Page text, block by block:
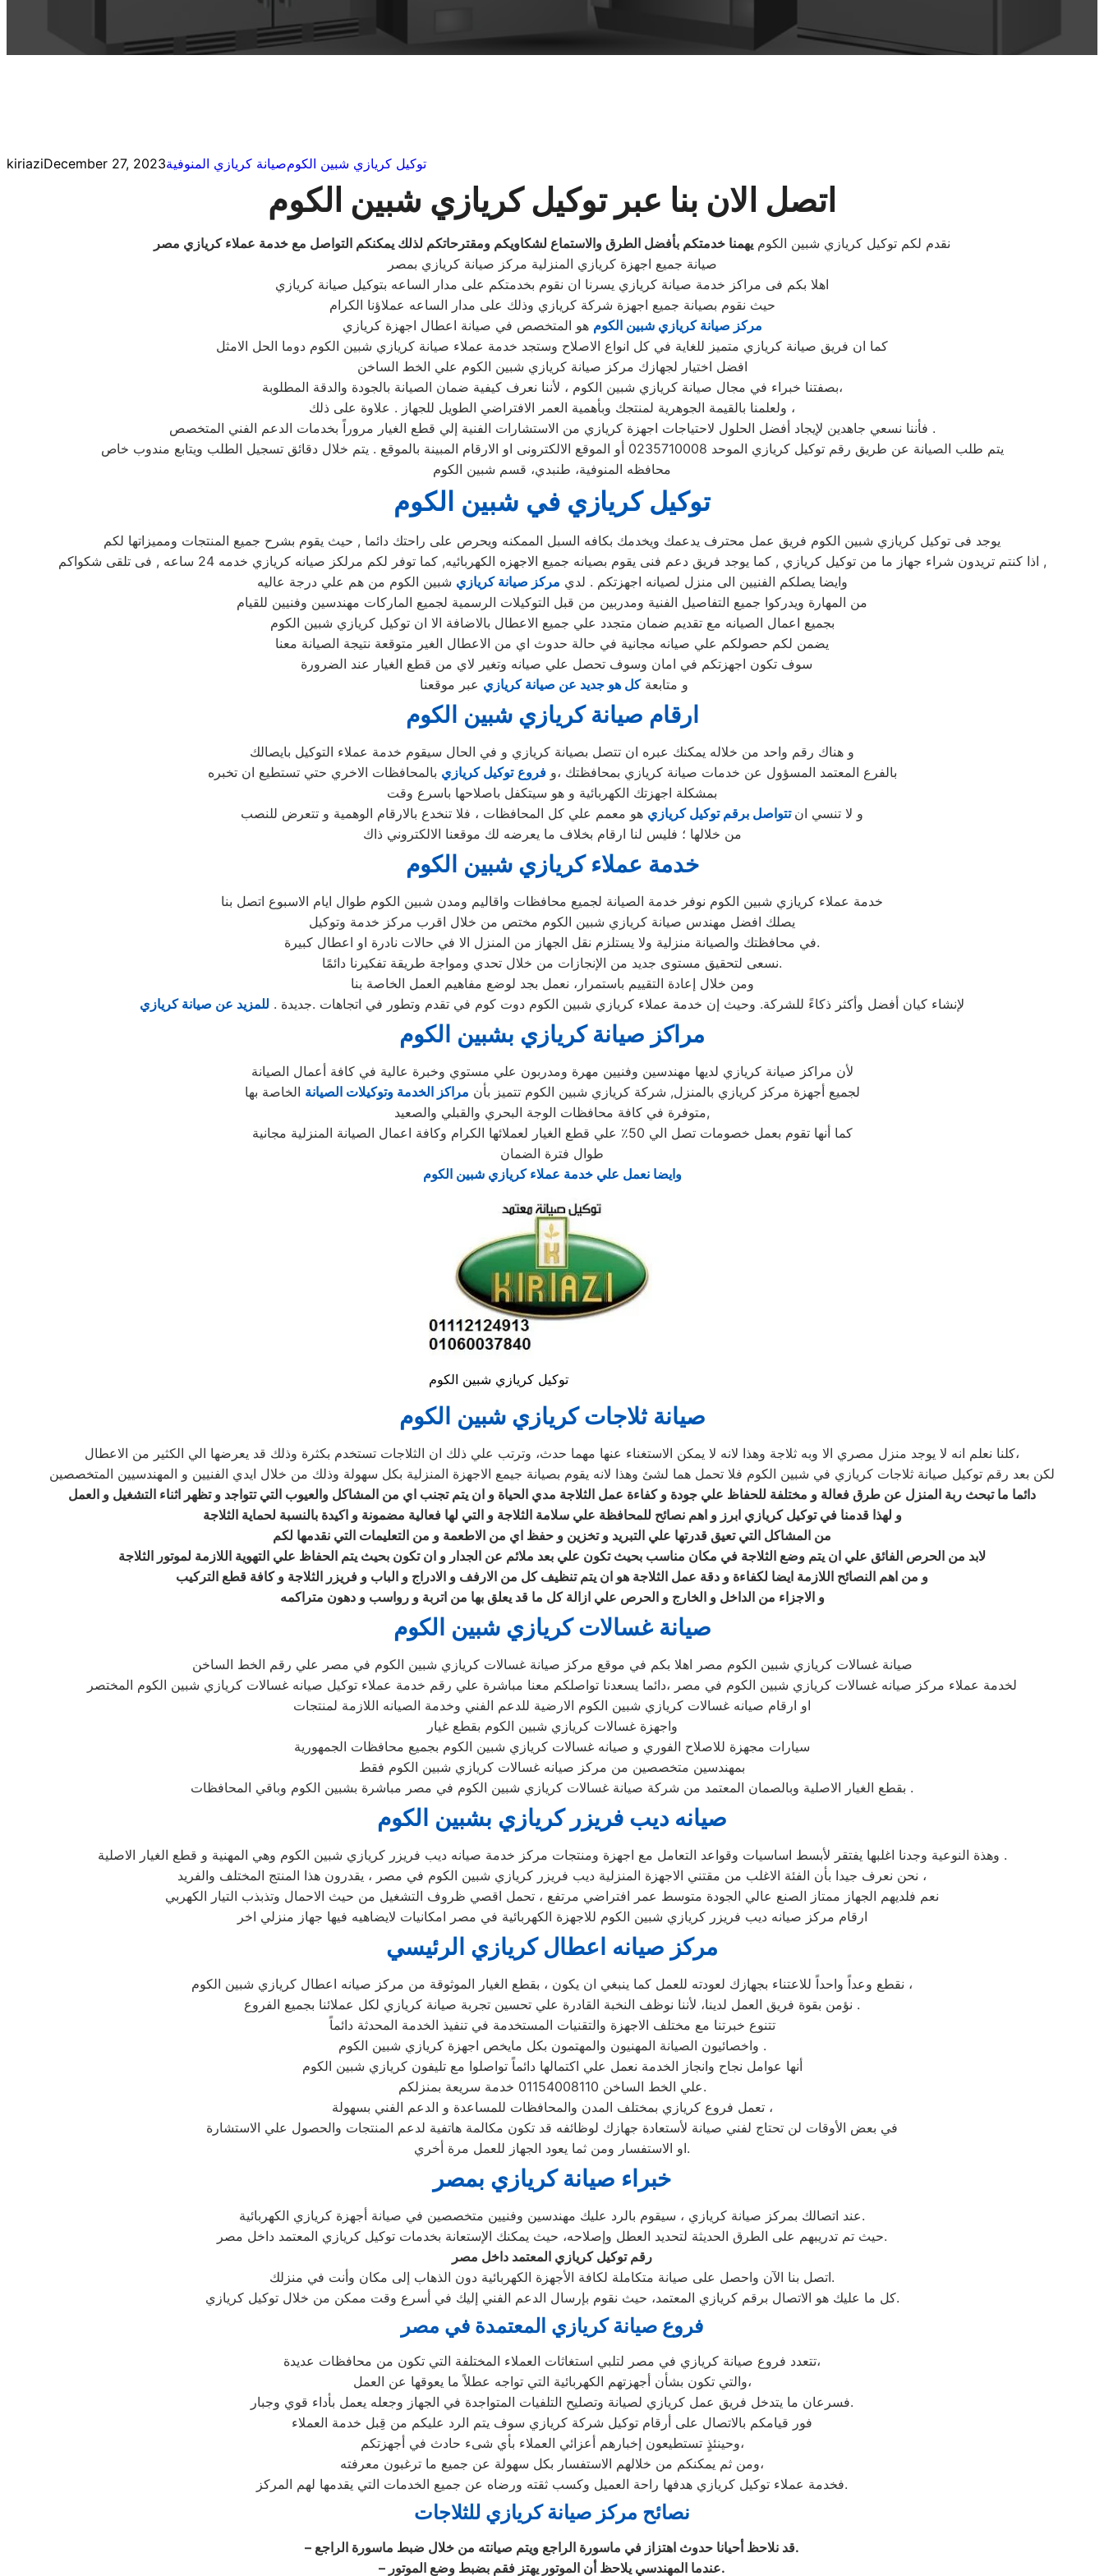
kiriaziDecember 27, 2023صيانة كريازي المنوفيةتوكيل كريازي شبين الكوم
اتصل الان بنا عبر توكيل كريازي شبين الكوم
نقدم لكم توكيل كريازي شبين الكوم يهمنا خدمتكم بأفضل الطرق والاستماع لشكاويكم ومقترحاتكم لذلك يمكنكم التواصل مع خدمة عملاء كريازي مصر
صيانة جميع اجهزة كريازي المنزلية مركز صيانة كريازي بمصر
اهلا بكم فى مراكز خدمة صيانة كريازي يسرنا ان نقوم بخدمتكم على مدار الساعه بتوكيل صيانة كريازي
حيث نقوم بصيانة جميع اجهزة شركة كريازي وذلك على مدار الساعه عملاؤنا الكرام
مركز صيانة كريازي شبين الكوم هو المتخصص في صيانة اعطال اجهزة كريازي
كما ان فريق صيانة كريازي متميز للغاية في كل انواع الاصلاح وستجد خدمة عملاء صيانة كريازي شبين الكوم دوما الحل الامثل
افضل اختيار لجهازك مركز صيانة كريازي شبين الكوم علي الخط الساخن
بصفتنا خبراء في مجال صيانة كريازي شبين الكوم ، لأننا نعرف كيفية ضمان الصيانة بالجودة والدقة المطلوبة،
ولعلمنا بالقيمة الجوهرية لمنتجك وبأهمية العمر الافتراضي الطويل للجهاز . علاوة على ذلك ،
فأننا نسعي جاهدين لإيجاد أفضل الحلول لاحتياجات اجهزة كريازي من الاستشارات الفنية إلي قطع الغيار مروراً بخدمات الدعم الفني المتخصص .
يتم طلب الصيانة عن طريق رقم توكيل كريازي الموحد 0235710008 أو الموقع الالكترونى او الارقام المبينة بالموقع . يتم خلال دقائق تسجيل الطلب ويتابع مندوب خاص
محافظه المنوفية، طنبدي، قسم شبين الكوم
توكيل كريازي في شبين الكوم
يوجد فى توكيل كريازي شبين الكوم فريق عمل محترف يدعمك ويخدمك بكافه السبل الممكنه ويحرص على راحتك دائما , حيث يقوم بشرح جميع المنتجات ومميزاتها لكم
اذا كنتم تريدون شراء جهاز ما من توكيل كريازي , كما يوجد فريق دعم فنى يقوم بصيانه جميع الاجهزه الكهربائيه, كما توفر لكم مرلكز صيانه كريازي خدمه 24 ساعه , فى تلقى شكواكم ,
وايضا يصلكم الفنيين الى منزل لصيانه اجهزتكم . لدي مركز صيانة كريازي شبين الكوم من هم علي درجة عاليه
من المهارة ويدركوا جميع التفاصيل الفنية ومدربين من قبل التوكيلات الرسمية لجميع الماركات مهندسين وفنيين للقيام
بجميع اعمال الصيانه مع تقديم ضمان متجدد علي جميع الاعطال بالاضافة الا ان توكيل كريازي شبين الكوم
يضمن لكم حصولكم علي صيانه مجانية في حالة حدوث اي من الاعطال الغير متوقعة نتيجة الصيانة معنا
سوف تكون اجهزتكم في امان وسوف تحصل علي صيانه وتغير لاي من قطع الغيار عند الضرورة
و متابعةكل هو جديد عن صيانة كريازي عبر موقعنا
ارقام صيانة كريازي شبين الكوم
و هناك رقم واحد من خلاله يمكنك عبره ان تتصل بصيانة كريازي و في الحال سيقوم خدمة عملاء التوكيل بايصالك
بالفرع المعتمد المسؤول عن خدمات صيانة كريازي بمحافظتك ،وفروع توكيل كريازي بالمحافظات الاخري حتي تستطيع ان تخبره
بمشكلة اجهزتك الكهربائية و هو سيتكفل باصلاحها باسرع وقت
و لا تنسي ان تتواصل برقم توكيل كريازي هو معمم علي كل المحافظات ، فلا تنخدع بالارقام الوهمية و تتعرض للنصب
من خلالها ؛ فليس لنا ارقام بخلاف ما يعرضه لك موقعنا الالكتروني ذاك
خدمة عملاء كريازي شبين الكوم
خدمة عملاء كريازي شبين الكوم نوفر خدمة الصيانة لجميع محافظات واقاليم ومدن شبين الكوم طوال ايام الاسبوع اتصل بنا
يصلك افضل مهندس صيانة كريازي شبين الكوم مختص من خلال اقرب مركز خدمة وتوكيل
في محافظتك والصيانة منزلية ولا يستلزم نقل الجهاز من المنزل الا في حالات نادرة او اعطال كبيرة.
نسعى لتحقيق مستوى جديد من الإنجازات من خلال تحدي ومواجة طريقة تفكيرنا دائمًا.
ومن خلال إعادة التقييم باستمرار، نعمل بجد لوضع مفاهيم العمل الخاصة بنا
لإنشاء كيان أفضل وأكثر ذكاءً للشركة. وحيث إن خدمة عملاء كريازي شبين الكوم دوت كوم في تقدم وتطور في اتجاهات .جديدة . للمزيد عن صيانة كريازي
مراكز صيانة كريازي بشبين الكوم
لأن مراكز صيانة كريازي لديها مهندسين وفنيين مهرة ومدربون علي مستوي وخبرة عالية في كافة أعمال الصيانة
لجميع أجهزة مركز كريازي بالمنزل, شركة كريازي شبين الكوم تتميز بأن مراكز الخدمة وتوكيلات الصيانة الخاصة بها
متوفرة في كافة محافظات الوجة البحري والقبلي والصعيد,
كما أنها تقوم بعمل خصومات تصل الي 50٪ علي قطع الغيار لعملائها الكرام وكافة اعمال الصيانة المنزلية مجانية
طوال فترة الضمان
وايضا نعمل علي خدمة عملاء كريازي شبين الكوم
توكيل كريازي شبين الكوم
صيانة ثلاجات كريازي شبين الكوم
كلنا نعلم انه لا يوجد منزل مصري الا وبه ثلاجة وهذا لانه لا يمكن الاستغناء عنها مهما حدث، وترتب علي ذلك ان الثلاجات تستخدم بكثرة وذلك قد يعرضها الي الكثير من الاعطال،
لكن بعد رقم توكيل صيانة ثلاجات كريازي في شبين الكوم فلا تحمل هما لشئ وهذا لانه يقوم بصيانة جيمع الاجهزة المنزلية بكل سهولة وذلك من خلال ايدي الفنيين و المهندسيين المتخصصين
دائما ما تبحث ربة المنزل عن طرق فعالة و مختلفة للحفاظ علي جودة و كفاءة عمل الثلاجة مدي الحياة و ان يتم تجنب اي من المشاكل والعيوب التي تتواجد و تظهر اثناء التشغيل و العمل
و لهذا قدمنا في توكيل كريازي ابرز و اهم نصائح للمحافظة علي سلامة الثلاجة و التي لها فعالية مضمونة و اكيدة بالنسبة لحماية الثلاجة
من المشاكل التي تعيق قدرتها علي التبريد و تخزين و حفظ اي من الاطعمة و من التعليمات التي نقدمها لكم
لابد من الحرص الفائق علي ان يتم وضع الثلاجة في مكان مناسب بحيث تكون علي بعد ملائم عن الجدار و ان تكون بحيث يتم الحفاظ علي التهوية اللازمة لموتور الثلاجة
و من اهم النصائح اللازمة ايضا لكفاءة و دقة عمل الثلاجة هو ان يتم تنظيف كل من الارفف و الادراج و الباب و فريزر الثلاجة و كافة قطع التركيب
و الاجزاء من الداخل و الخارج و الحرص علي ازالة كل ما قد يعلق بها من اتربة و رواسب و دهون متراكمه
صيانة غسالات كريازي شبين الكوم
صيانة غسالات كريازي شبين الكوم مصر اهلا بكم في موقع مركز صيانة غسالات كريازي شبين الكوم في مصر علي رقم الخط الساخن
لخدمة عملاء مركز صيانه غسالات كريازي شبين الكوم في مصر ،دائما يسعدنا تواصلكم معنا مباشرة علي رقم خدمة عملاء توكيل صيانه غسالات كريازي شبين الكوم المختصر
او ارقام صيانه غسالات كريازي شبين الكوم الارضية للدعم الفني وخدمة الصيانه اللازمة لمنتجات
واجهزة غسالات كريازي شبين الكوم بقطع غيار
سيارات مجهزة للاصلاح الفوري و صيانه غسالات كريازي شبين الكوم بجميع محافظات الجمهورية
بمهندسين متخصصين من مركز صيانه غسالات كريازي شبين الكوم فقط
بقطع الغيار الاصلية وبالصمان المعتمد من شركة صيانة غسالات كريازي شبين الكوم في مصر مباشرة بشبين الكوم وباقي المحافظات .
صيانه ديب فريزر كريازي بشبين الكوم
وهذة النوعية وجدنا اغلبها يفتقر لأبسط اساسيات وقواعد التعامل مع اجهزة ومنتجات مركز خدمة صيانه ديب فريزر كريازي شبين الكوم وهي المهنية و قطع الغيار الاصلية .
نحن نعرف جيدا بأن الفئة الاغلب من مقتني الاجهزة المنزلية ديب فريزر كريازي شبين الكوم في مصر ، يقدرون هذا المنتج المختلف والفريد ،
نعم فلديهم الجهاز ممتاز الصنع عالي الجودة متوسط عمر افتراضي مرتفع ، تحمل اقصي ظروف التشغيل من حيث الاحمال وتذبذب التيار الكهربي
ارقام مركز صيانه ديب فريزر كريازي شبين الكوم للاجهزة الكهربائية في مصر امكانيات لايضاهيه فيها جهاز منزلي اخر
مركز صيانه اعطال كريازي الرئيسي
نقطع وعداً واحداً للاعتناء بجهازك لعودته للعمل كما ينبغي ان يكون ، بقطع الغيار الموثوقة من مركز صيانه اعطال كريازي شبين الكوم ،
نؤمن بقوة فريق العمل لدينا، لأننا نوظف النخبة القادرة علي تحسين تجربة صيانة كريازي لكل عملائنا بجميع الفروع .
تتنوع خبرتنا مع مختلف الاجهزة والتقنيات المستخدمة في تنفيذ الخدمة المحدثة دائماً
واخصائيون الصيانة المهنيون والمهتمون بكل مايخص اجهزة كريازي شبين الكوم .
أنها عوامل نجاح وانجاز الخدمة نعمل علي اكتمالها دائماً تواصلوا مع تليفون كريازي شبين الكوم
علي الخط الساخن 01154008110 خدمة سريعة بمنزلكم.
تعمل فروع كريازي بمختلف المدن والمحافظات للمساعدة و الدعم الفني بسهولة ،
في بعض الأوقات لن تحتاج لفني صيانة لأستعادة جهازك لوظائفه قد تكون مكالمة هاتفية لدعم المنتجات والحصول علي الاستشارة
او الاستفسار ومن ثما يعود الجهاز للعمل مرة أخري.
خبراء صيانة كريازي بمصر
عند اتصالك بمركز صيانة كريازي ، سيقوم بالرد عليك مهندسين وفنيين متخصصين في صيانة أجهزة كريازي الكهربائية.
حيث تم تدريبهم على الطرق الحديثة لتحديد العطل وإصلاحه، حيث يمكنك الإستعانة بخدمات توكيل كريازي المعتمد داخل مصر.
رقم توكيل كريازي المعتمد داخل مصر
اتصل بنا الآن واحصل على صيانة متكاملة لكافة الأجهزة الكهربائية دون الذهاب إلى مكان وأنت في منزلك.
كل ما عليك هو الاتصال برقم كريازي المعتمد، حيث نقوم بإرسال الدعم الفني إليك في أسرع وقت ممكن من خلال توكيل كريازي.
فروع صيانة كريازي المعتمدة في مصر
تتعدد فروع صيانة كريازي في مصر لتلبي استغاثات العملاء المختلفة التي تكون من محافظات عديدة،
والتي تكون بشأن أجهزتهم الكهربائية التي تواجه عطلاً ما يعوقها عن العمل،
فسرعان ما يتدخل فريق عمل كريازي لصيانة وتصليح التلفيات المتواجدة في الجهاز وجعله يعمل بأداء قوي وجبار.
فور قيامكم بالاتصال على أرقام توكيل شركة كريازي سوف يتم الرد عليكم من قِبل خدمة العملاء
وحينئذٍ تستطيعون إخبارهم أعزائي العملاء بأي شىء حادث في أجهزتكم،
ومن ثم يمكنكم من خلالهم الاستفسار بكل سهولة عن جميع ما ترغبون معرفته،
فخدمة عملاء توكيل كريازي هدفها راحة العميل وكسب ثقته ورضاه عن جميع الخدمات التي يقدمها لهم المركز.
نصائح مركز صيانة كريازي للثلاجات
– قد نلاحظ أحيانا حدوث اهتزاز في ماسورة الراجع ويتم صيانته من خلال ضبط ماسورة الراجع.
– عندما المهندسي يلاحظ أن الموتور يهتز فقم بضبط وضع الموتور.